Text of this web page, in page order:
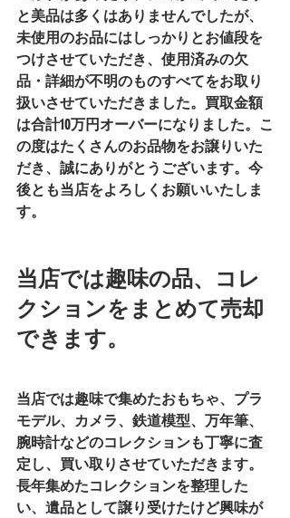
と美品は多くはありませんでしたが、
未使用のお品にはしっかりとお値段を
つけさせていただき、使用済みの欠
品・詳細が不明のものすべてをお取り
扱いさせていただきました。買取金額
は合計10万円オーバーになりました。こ
の度はたくさんのお品物をお譲りいた
だき、誠にありがとうございます。今
後とも当店をよろしくお願いいたしま
す。
当店では趣味の品、コレ
クションをまとめて売却
できます。
当店では趣味で集めたおもちゃ、プラ
モデル、カメラ、鉄道模型、万年筆、
腕時計などのコレクションも丁寧に査
定し、買い取りさせていただきます。
長年集めたコレクションを整理した
い、遺品として譲り受けたけど興味が